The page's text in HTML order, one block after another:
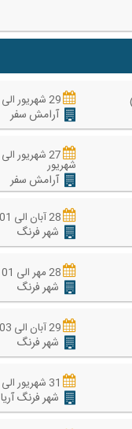
29 شهریور الی 01 مهر
آرامش سفر
شهریور
آرامش سفر
28 آبان الی 01 آذر
شهر فرنگ
28 مهر الی 01 آبان
شهر فرنگ
29 آبان الی 03 آذر
شهر فرنگ
31 شهریور الی 03 مهر
شهر فرنگ آریا